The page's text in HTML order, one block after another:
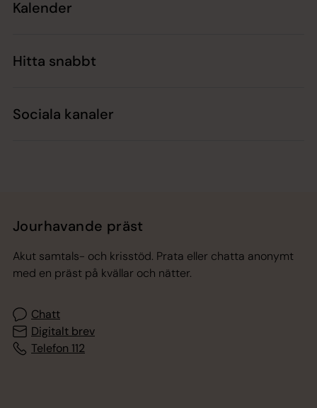
Kalender
Hitta snabbt
Sociala kanaler
Jourhavande präst
Akut samtals- och krisstöd. Prata eller chatta anonymt
med en präst på kvällar och nätter.
Chatt
Digitalt brev
Telefon 112